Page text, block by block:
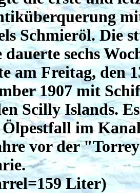
Schmieröl. Die
dauerte sechs
am Freitag, den
1907 mit
Scilly Islands.
Ölpestfall im
vor der
Liter)